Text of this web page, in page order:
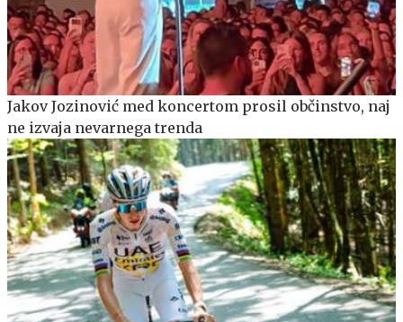
Jakov Jozinović med koncertom prosil občinstvo, naj
ne izvaja nevarnega trenda